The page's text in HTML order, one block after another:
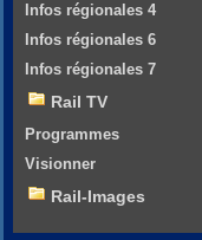
Infos régionales 4
Infos régionales 6
Infos régionales 7
Rail TV
Programmes
Visionner
Rail-Images